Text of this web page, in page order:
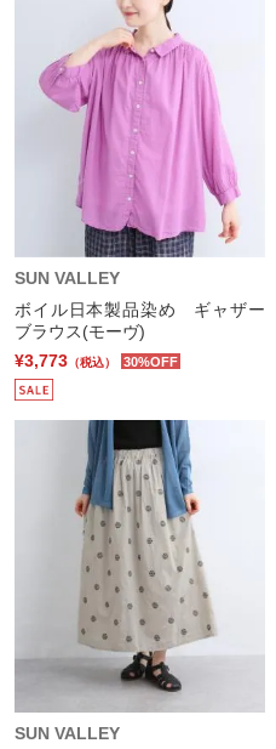
SUN VALLEY
ボイル日本製品染め ギャザー
ブラウス(モーヴ)
¥3,773 （税込） 30%OFF
SUN VALLEY